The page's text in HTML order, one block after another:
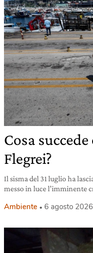
Cosa
Flegrei?
Il sisma del 31 luglio ha
messo in luce l’imminente
Ambiente 6 agosto 2026